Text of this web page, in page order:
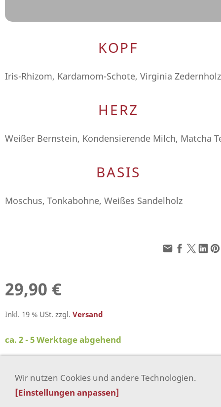
KOPF
Iris-Rhizom, Kardamom-Schote, Virginia Zedernholz
HERZ
Weißer Bernstein, Kondensierende Milch, Matcha
BASIS
Moschus, Tonkabohne, Weißes Sandelholz
29,90 €
Inkl. 19 % USt. zzgl. Versand
ca. 2 - 5 Werktage abgehend
In den Warenkorb
Wir nutzen Cookies und andere Technologien.
[Einstellungen anpassen]